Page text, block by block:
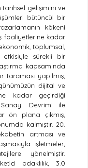
tarihsel gelişimini ve
bütüncül bir
kökeni
faaliyetlerine kadar
toplumsal,
sürekli bir
kapsamında
yapılmış;
dijital ve
kadar geçirdiği
Devrimi ile
ön plana çıkmış,
kalmıştır. 20.
artması ve
işletmeler,
yönelmiştir.
odaklılık, 3.0